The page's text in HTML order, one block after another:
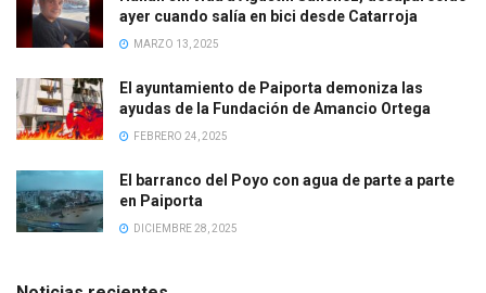
ayer cuando salía en bici desde Catarroja
MARZO 13, 2025
El ayuntamiento de Paiporta demoniza las
ayudas de la Fundación de Amancio Ortega
FEBRERO 24, 2025
El barranco del Poyo con agua de parte a parte
en Paiporta
DICIEMBRE 28, 2025